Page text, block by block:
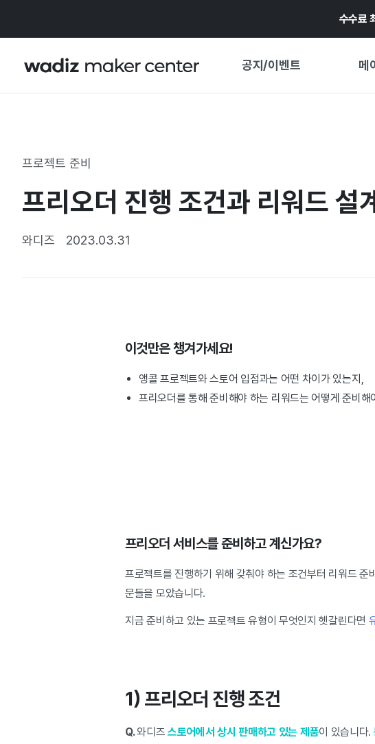
수수료
공지/이벤트 메
기획전 캘린더
와디
프로젝트 준비
프리오더 진행 조건과 리워드 설계
와디즈 2023.03.31
이것만은 챙겨가세요!
앵콜 프로젝트와 스토어 입점과는 어떤 차이가 있는지,
프리오더를 통해 준비해야 하는 리워드는 어떻게 준비해
프리오더 서비스를 준비하고 계신가요?
프로젝트를 진행하기 위해 갖춰야 하는 조건부터 리워드
문들을 모았습니다.
지금 준비하고 있는 프로젝트 유형이 무엇인지 헷갈린다면
1) 프리오더 진행 조건
Q.와디즈 스토어에서 상시 판매하고 있는 제품이 있습니다.